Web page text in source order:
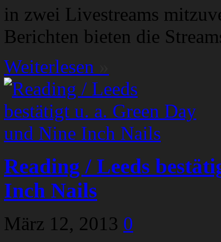
in zwei Livestreams
Berichten bieten die
Weiterlesen
Reading / Leeds
Inch Nails
März 12, 2013 0